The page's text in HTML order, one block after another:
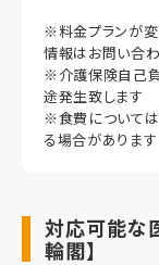
想定居住期間（
その他事項
※料金プランが変
情報はお問い合
※介護保険自己
途発生致します
※食費について
る場合があります
対応可能な
輪閣】